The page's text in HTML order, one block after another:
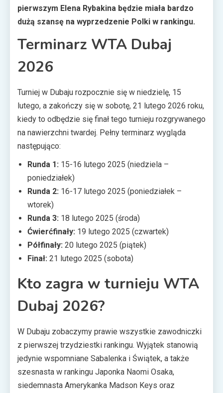
pierwszym Elena Rybakina będzie miała bardzo
dużą szansę na wyprzedzenie Polki w rankingu.
Terminarz WTA Dubaj
2026
Turniej w Dubaju rozpocznie się w niedzielę, 15
lutego, a zakończy się w sobotę, 21 lutego 2026 roku,
kiedy to odbędzie się finał tego turnieju rozgrywanego
na nawierzchni twardej. Pełny terminarz wygląda
następująco:
Runda 1: 15-16 lutego 2025 (niedziela –
poniedziałek)
Runda 2: 16-17 lutego 2025 (poniedziałek –
wtorek)
Runda 3: 18 lutego 2025 (środa)
Ćwierćfinały: 19 lutego 2025 (czwartek)
Półfinały: 20 lutego 2025 (piątek)
Finał: 21 lutego 2025 (sobota)
Kto zagra w turnieju WTA
Dubaj 2026?
W Dubaju zobaczymy prawie wszystkie zawodniczki
z pierwszej trzydziestki rankingu. Wyjątek stanowią
jedynie wspomniane Sabalenka i Świątek, a także
szesnasta w rankingu Japonka Naomi Osaka,
siedemnasta Amerykanka Madson Keys oraz